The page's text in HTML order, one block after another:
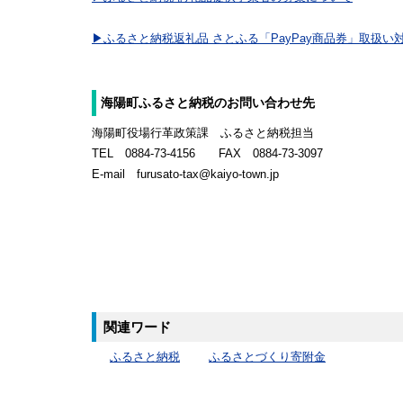
▶ふるさと納税返礼品 さとふる「PayPay商品券」取扱い
海陽町ふるさと納税のお問い合わせ先
海陽町役場行革政策課 ふるさと納税担当
TEL 0884-73-4156 FAX 0884-73-3097
E-mail furusato-tax@kaiyo-town.jp
関連ワード
ふるさと納税 ふるさとづくり寄附金